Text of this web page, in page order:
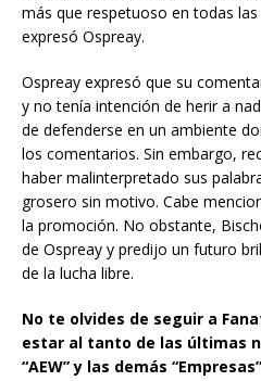
más que respetuoso en todas
expresó Ospreay.
Ospreay expresó que su
y no tenía intención de herir a
de defenderse en un ambiente
los comentarios. Sin embargo,
haber malinterpretado sus
grosero sin motivo. Cabe
la promoción. No obstante,
de Ospreay y predijo un futuro
de la lucha libre.
No te olvides de seguir a
estar al tanto de las últimas
“AEW” y las demás